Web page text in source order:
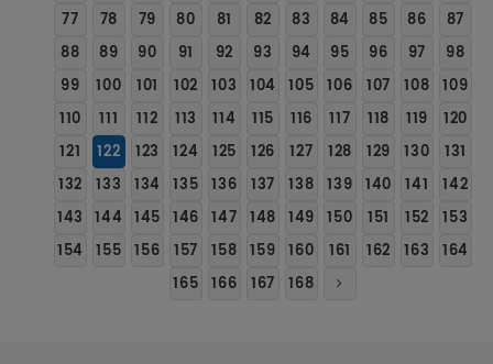
77
78 79 80 81 82 83 84 85 86
87
88
89 90 91 92 93 94 95 96 97
98
99
100 101 102 103 104 105 106 107 108 109
110
111 112 113 114 115 116 117 118 119
120
121
122 123 124 125 126 127 128 129 130
131
132
133 134 135 136 137 138 139 140 141
142
143 144 145 146 147 148 149 150 151 152
153
154
155 156 157 158 159 160 161 162 163
164
165 166 167 168